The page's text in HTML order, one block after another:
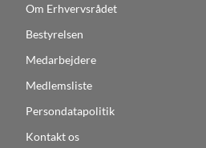
Om Erhvervsrådet
Bestyrelsen
Medarbejdere
Medlemsliste
Persondatapolitik
Kontakt os